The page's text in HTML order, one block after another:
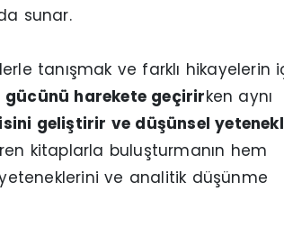
sunar.
tanışmak ve farklı hikayelerin
gücünü harekete geçirirken aynı
geliştirir ve düşünsel
kitaplarla buluşturmanın hem
ve analitik düşünme